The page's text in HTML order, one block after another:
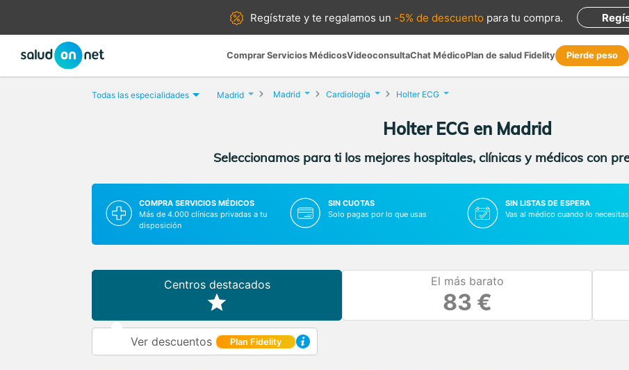
Regístrate yte regalamos un -5% de descuento para tu compra.
Comprar Servicios MédicosVideoconsultaChat MédicoPlan de salud Fidelity Pierde peso
Todas las especialidades Madrid Madrid Cardiología Holter ECG
Holter ECG en Madrid
Seleccionamos para ti los mejores hospitales, clínicas y médicos con
COMPRA SERVICIOS MÉDICOS
Más de 4.000 clínicas privadas a tu
disposición
SIN CUOTAS
Solo pagas por lo que usas
SIN LISTAS DE ESPERA
Vas al médico cuando lo necesitas
Centros destacados El más barato
83 €
Ver descuentos Plan Fidelity